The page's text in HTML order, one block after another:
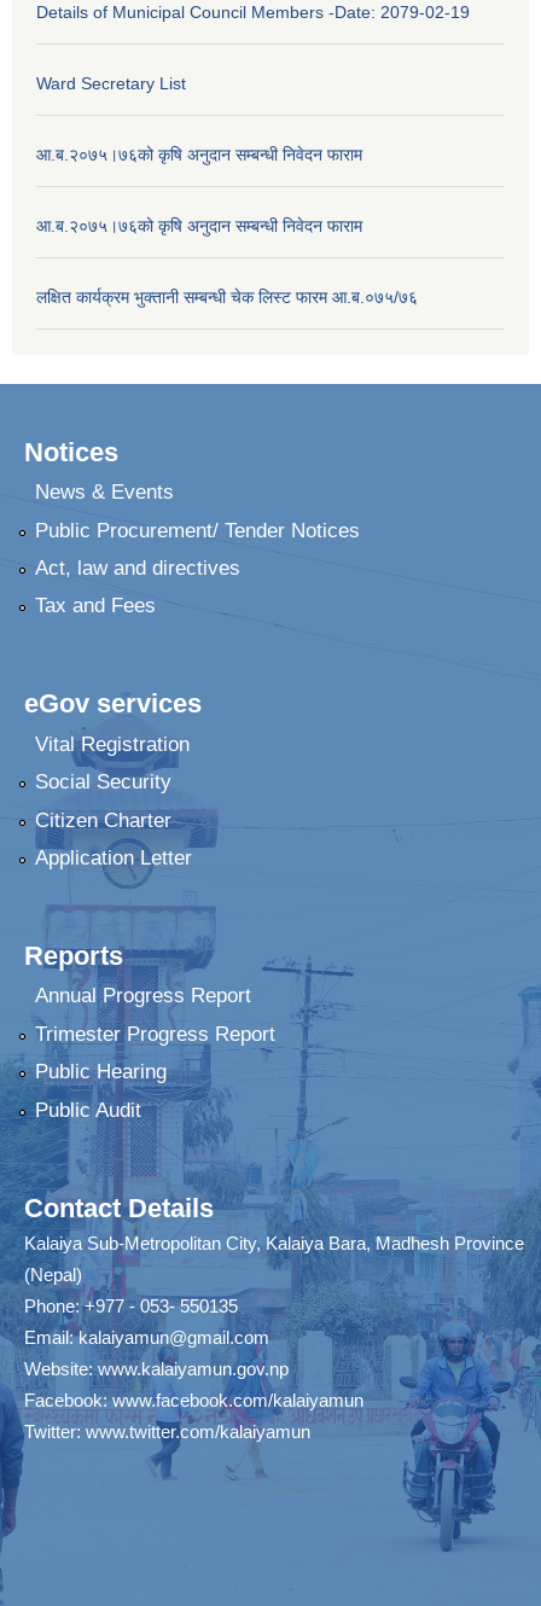
Details of Municipal Council Members -Date: 2079-02-19
Ward Secretary List
आ.ब.२०७५।७६को कृषि अनुदान सम्बन्धी निवेदन फाराम
आ.ब.२०७५।७६को कृषि अनुदान सम्बन्धी निवेदन फाराम
लक्षित कार्यक्रम भुक्तानी सम्बन्धी चेक लिस्ट फारम आ.ब.०७५/७६
Notices
News & Events
Public Procurement/ Tender Notices
Act, law and directives
Tax and Fees
eGov services
Vital Registration
Social Security
Citizen Charter
Application Letter
Reports
Annual Progress Report
Trimester Progress Report
Public Hearing
Public Audit
Contact Details
Kalaiya Sub-Metropolitan City, Kalaiya Bara, Madhesh Province
(Nepal)
Phone: +977 - 053- 550135
Email:kalaiyamun@gmail.com
Website:www.kalaiyamun.gov.np
Facebook:www.facebook.com/kalaiyamun
Twitter: www.twitter.com/kalaiyamun